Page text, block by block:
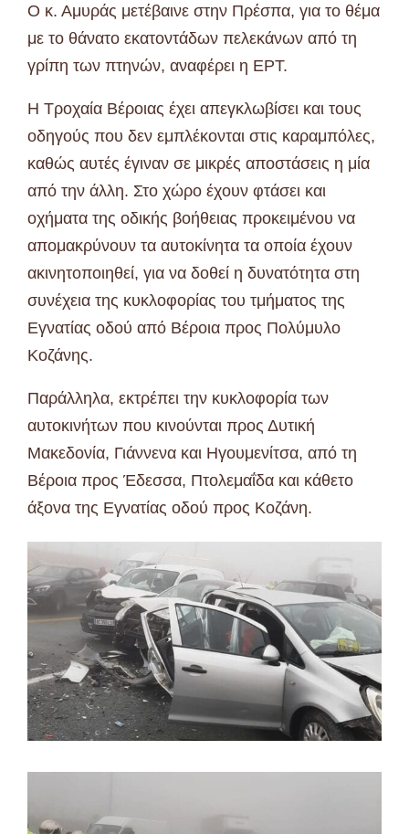
Ο κ. Αμυράς μετέβαινε στην Πρέσπα, για το θέμα
με το θάνατο εκατοντάδων πελεκάνων από τη
γρίπη των πτηνών, αναφέρει η ΕΡΤ.
Η Τροχαία Βέροιας έχει απεγκλωβίσει και τους
οδηγούς που δεν εμπλέκονται στις καραμπόλες,
καθώς αυτές έγιναν σε μικρές αποστάσεις η μία
από την άλλη. Στο χώρο έχουν φτάσει και
οχήματα της οδικής βοήθειας προκειμένου να
απομακρύνουν τα αυτοκίνητα τα οποία έχουν
ακινητοποιηθεί, για να δοθεί η δυνατότητα στη
συνέχεια της κυκλοφορίας του τμήματος της
Εγνατίας οδού από Βέροια προς Πολύμυλο
Κοζάνης.
Παράλληλα, εκτρέπει την κυκλοφορία των
αυτοκινήτων που κινούνται προς Δυτική
Μακεδονία, Γιάννενα και Ηγουμενίτσα, από τη
Βέροια προς Έδεσσα, Πτολεμαΐδα και κάθετο
άξονα της Εγνατίας οδού προς Κοζάνη.